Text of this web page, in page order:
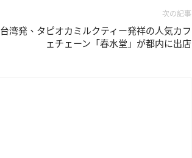
次の記事
台湾発、タピオカミルクティー発祥の人気カフ
ェチェーン「春水堂」が都内に出店